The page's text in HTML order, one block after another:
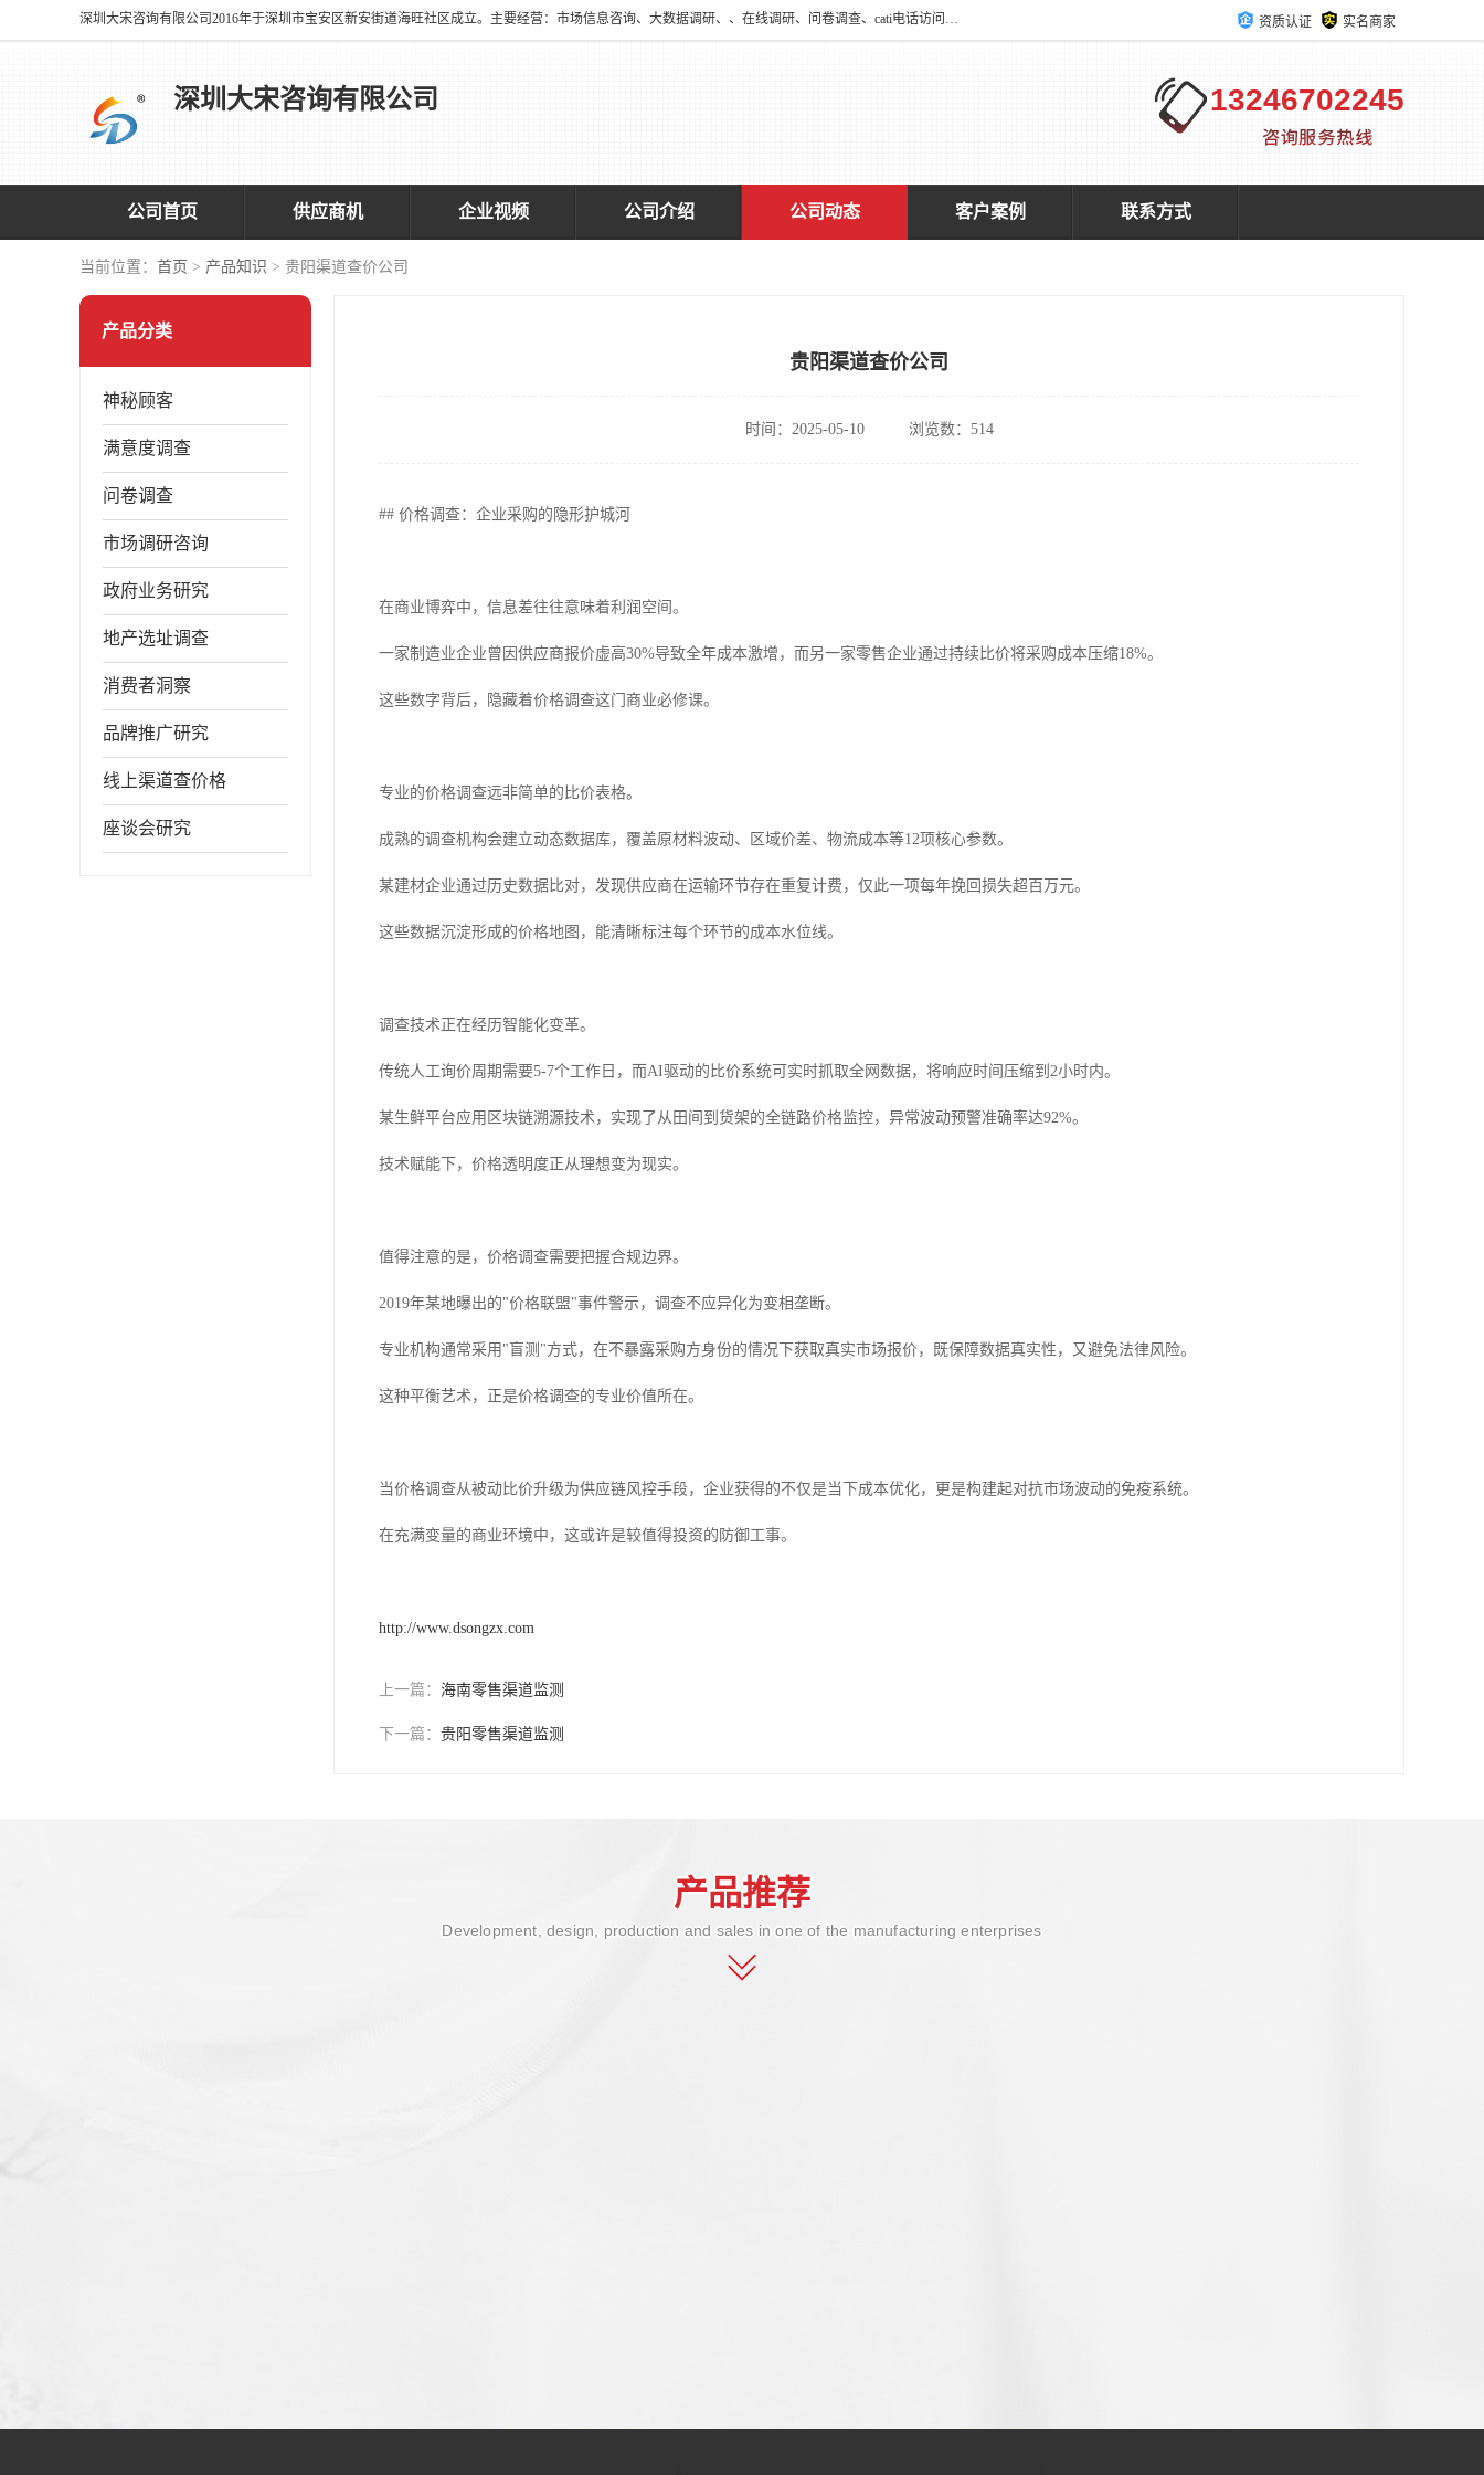
深圳大宋咨询有限公司2016年于深圳市宝安区新安街道海旺社区成立。主要经营：市场信息咨询、大数据调研、、在线调研、问卷调查、cati电话访问、神秘顾客调查、广告效果评估、消费者调查、大数据采集分析等，从事广告业务、国内贸易、数据采集、数据处理；公共文明测评。 资质认证 实名商家
深圳大宋咨询有限公司 13246702245
公司首页 供应商机 企业视频 公司介绍 公司动态 客户案例 联系方式
当前位置： 首页 > 产品知识 > 贵阳渠道查价公司
产品分类
神秘顾客
满意度调查
问卷调查
市场调研咨询
政府业务研究
地产选址调查
消费者洞察
品牌推广研究
线上渠道查价格
座谈会研究
贵阳渠道查价公司
时间：2025-05-10 浏览数：514
## 价格调查：企业采购的隐形护城河
在商业博弈中，信息差往往意味着利润空间。
一家制造业企业曾因供应商报价虚高30%导致全年成本激增，而另一家零售企业通过持续比价将采购成本压缩18%。
这些数字背后，隐藏着价格调查这门商业必修课。
专业的价格调查远非简单的比价表格。
成熟的调查机构会建立动态数据库，覆盖原材料波动、区域价差、物流成本等12项核心参数。
某建材企业通过历史数据比对，发现供应商在运输环节存在重复计费，仅此一项每年挽回损失超百万元。
这些数据沉淀形成的价格地图，能清晰标注每个环节的成本水位线。
调查技术正在经历智能化变革。
传统人工询价周期需要5-7个工作日，而AI驱动的比价系统可实时抓取全网数据，将响应时间压缩到2小时内。
某生鲜平台应用区块链溯源技术，实现了从田间到货架的全链路价格监控，异常波动预警准确率达92%。
技术赋能下，价格透明度正从理想变为现实。
值得注意的是，价格调查需要把握合规边界。
2019年某地曝出的"价格联盟"事件警示，调查不应异化为变相垄断。
专业机构通常采用"盲测"方式，在不暴露采购方身份的情况下获取真实市场报价，既保障数据真实性，又避免法律风险。
这种平衡艺术，正是价格调查的专业价值所在。
当价格调查从被动比价升级为供应链风控手段，企业获得的不仅是当下成本优化，更是构建起对抗市场波动的免疫系统。
在充满变量的商业环境中，这或许是较值得投资的防御工事。
http://www.dsongzx.com
上一篇： 海南零售渠道监测
下一篇： 贵阳零售渠道监测
产品推荐
Development, design, production and sales in one of the manufacturing enterprises